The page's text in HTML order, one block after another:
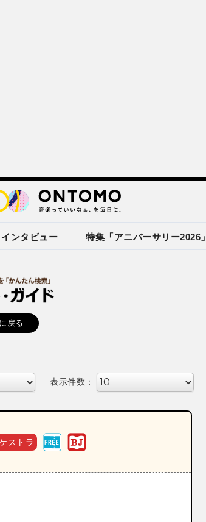
インタビュー 特集「アニバーサリー2026」
戻る
表示件数：
ストラ